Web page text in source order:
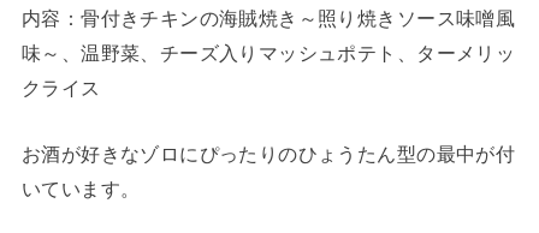
内容：骨付きチキンの海賊焼き～照り焼きソース味噌風
味～、温野菜、チーズ入りマッシュポテト、ターメリッ
クライス
お酒が好きなゾロにぴったりのひょうたん型の最中が付
いています。